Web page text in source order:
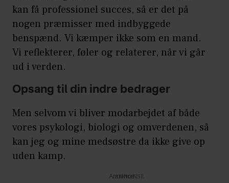
kan få professionel succes, så er det på
nogen præmisser med indbyggede
benspænd. Vi kæmper ikke som en mand.
Vi reflekterer, føler og relaterer, når vi går
ud i verden.
Opsang til din indre bedrager
Men selvom vi bliver modarbejdet af både
vores psykologi, biologi og omverdenen, så
kan jeg og mine medsøstre da ikke give op
uden kamp.
Annonce